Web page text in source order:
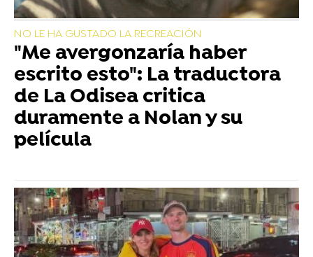
NO LE HA GUSTADO LA RECREACIÓN
"Me avergonzaría haber
escrito esto": La traductora
de La Odisea critica
duramente a Nolan y su
película